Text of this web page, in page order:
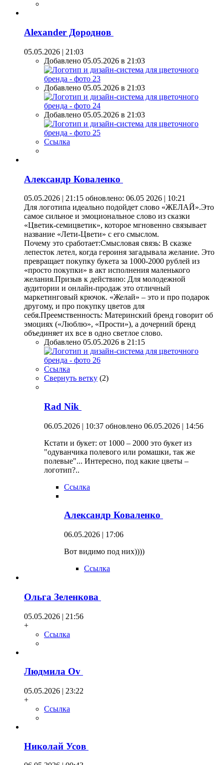
Alexander Дороднов
05.05.2026 | 21:03
Добавлено 05.05.2026 в 21:03
Добавлено 05.05.2026 в 21:03
Добавлено 05.05.2026 в 21:03
Ссылка
Александр Коваленко
05.05.2026 | 21:15 обновлено: 06.05 2026 | 10:21
Для логотипа идеально подойдет слово «ЖЕЛАЙ».Это
самое сильное и эмоциональное слово из сказки
«Цветик-семицветик», которое мгновенно связывает
название «Лети-Цвети» с его смыслом.
Почему это сработает:Смысловая связь: В сказке
лепесток летел, когда героиня загадывала желание. Это
превращает покупку букета за 1000-2000 рублей из
«просто покупки» в акт исполнения маленького
желания.Призыв к действию: Для молодежной
аудитории и онлайн-продаж это отличный
маркетинговый крючок. «Желай» – это и про подарок
другому, и про покупку цветов для
себя.Преемственность: Материнский бренд говорит об
эмоциях («Люблю», «Прости»), а дочерний бренд
объединяет их все в одно светлое слово.
Добавлено 05.05.2026 в 21:15
Ссылка
Свернуть ветку (2)
Rad Nik
06.05.2026 | 10:37 обновлено 06.05.2026 | 14:56
Кстати и букет: от 1000 – 2000 это букет из
"одуванчика полевого или ромашки, так же
полевые"... Интересно, под какие цветы –
логотип?..
Ссылка
Александр Коваленко
06.05.2026 | 17:06
Вот видимо под них))))
Ссылка
Ольга Зеленкова
05.05.2026 | 21:56
+
Ссылка
Людмила Оv
05.05.2026 | 23:22
+
Ссылка
Николай Усов